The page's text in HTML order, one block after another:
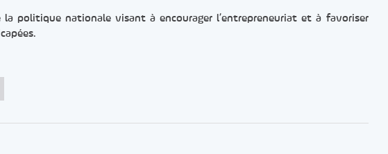
la politique nationale visant à encourager l’entrepreneuriat et à favoriser